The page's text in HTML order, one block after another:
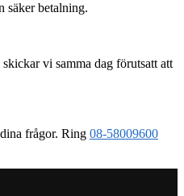
säker betalning.
vi samma dag förutsatt att
frågor. Ring 08-58009600